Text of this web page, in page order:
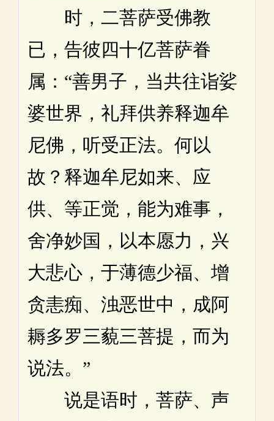
时，二菩萨受佛教
已，告彼四十亿菩萨眷
属：“善男子，当共往诣娑
婆世界，礼拜供养释迦牟
尼佛，听受正法。何以
故？释迦牟尼如来、应
供、等正觉，能为难事，
舍净妙国，以本愿力，兴
大悲心，于薄德少福、增
贪恚痴、浊恶世中，成阿
耨多罗三藐三菩提，而为
说法。”
说是语时，菩萨、声